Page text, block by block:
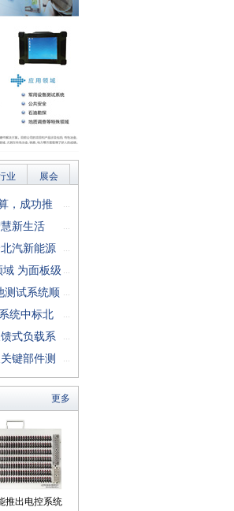
展会
业
...
，成功推
将产品扩展...
新生活
...
汽新能源
...
域 为面板级
布及激光应...
测试系统顺
...
统中标北
...
式负载系
...
键部件测
更多
推出电控系统